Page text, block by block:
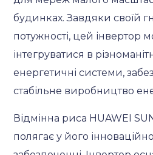
будинках. Завдяки своїй
потужності, цей інвертор
інтегруватися в
енергетичні системи,
стабільне виробництво
Відмінна риса HUAWEI
полягає у його